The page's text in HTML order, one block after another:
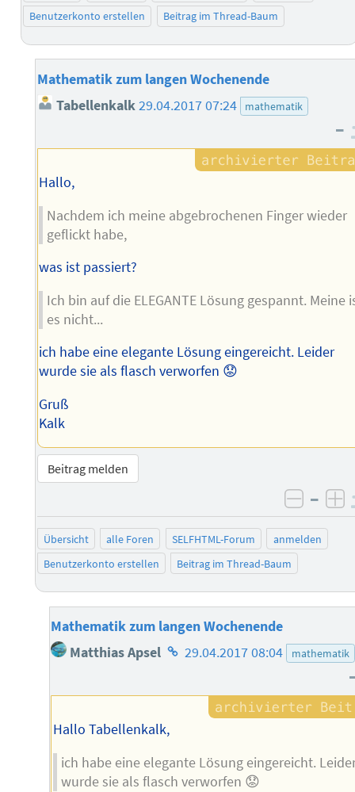
Benutzerkonto erstellen
Beitrag im Thread-Baum
Mathematik zum langen Wochenende
Tabellenkalk29.04.2017 07:24 mathematik
–
Hallo,
Nachdem ich meine abgebrochenen Finger wieder
geflickt habe,
was ist passiert?
Ich bin auf die ELEGANTE Lösung gespannt. Meine
es nicht...
ich habe eine elegante Lösung eingereicht. Leider
wurde sie als flasch verworfen 😟
Gruß
Kalk
Beitrag melden
–
Übersicht alle Foren SELFHTML-Forum
anmelden
Benutzerkonto erstellen
Beitrag im Thread-Baum
Mathematik zum langen Wochenende
Matthias Apsel Homepage
Autors
29.04.2017 08:04 mathematik
Hallo Tabellenkalk,
ich habe eine elegante Lösung eingereicht.
wurde sie als flasch verworfen 😟